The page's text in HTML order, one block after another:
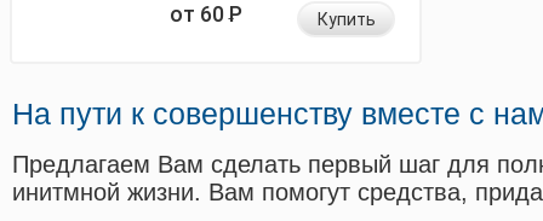
от 60Р Купить
На пути к совершенству вместе с
Предлагаем Вам сделать первый шаг для
инитмной жизни. Вам помогут средства,